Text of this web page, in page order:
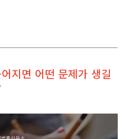
지면 어떤 문제가 생길